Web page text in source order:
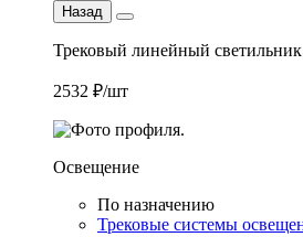
Назад
Трековый линейный
2532 ₽/шт
Освещение
По назначению
Трековые системы